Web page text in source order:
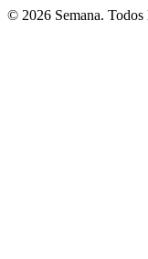
© 2026 Semana. Todos